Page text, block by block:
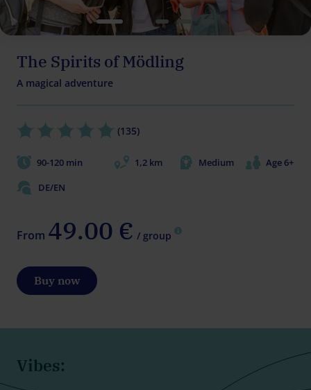
The Spirits of Mödling
A magical adventure
(135)
90-120 min 1,2 km Medium
Age 6+
DE/EN
From 49.00 € / group
Buy now
Vibes: